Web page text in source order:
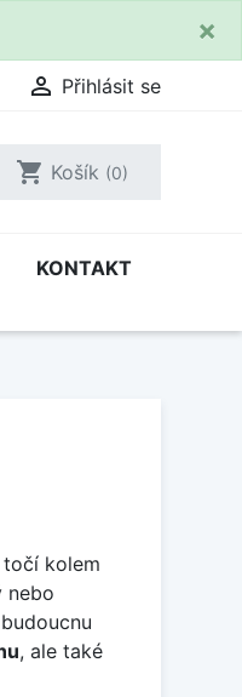
×
 Přihlásit se
shopping_cart Košík (0)
KONTAKT
kolem
nebo
, ale také